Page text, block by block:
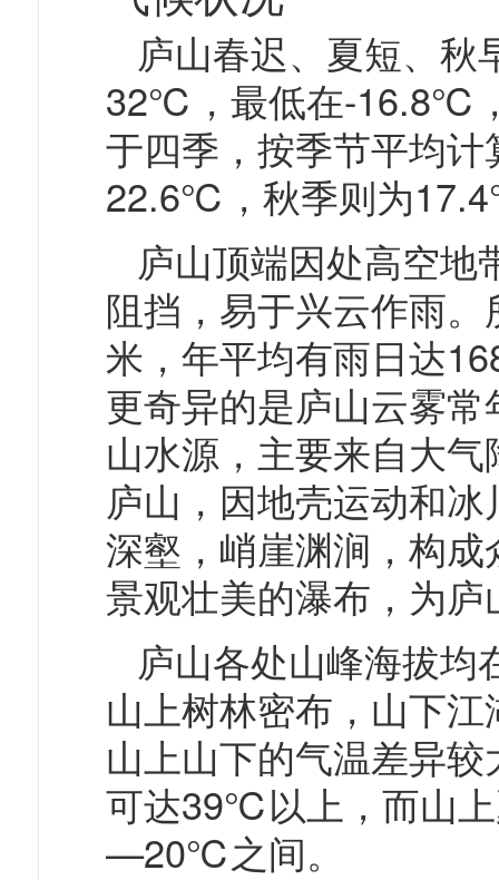
庐山春迟、夏短、秋
32℃，最低在-16.8℃
于四季，按季节平均
22.6℃，秋季则为
庐山顶端因处高空地
阻挡，易于兴云作雨
米，年平均有雨日达
更奇异的是庐山云雾
山水源，主要来自大
庐山，因地壳运动和冰
深壑，峭崖渊涧，构
景观壮美的瀑布，为庐
庐山各处山峰海拔均
山上树林密布，山下
山上山下的气温差异
可达39℃以上，而山
—20℃之间。